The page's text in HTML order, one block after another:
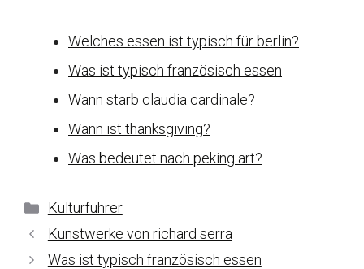
Welches essen ist typisch für berlin?
Was ist typisch französisch essen
Wann starb claudia cardinale?
Wann ist thanksgiving?
Was bedeutet nach peking art?
Kategorien
Kulturfuhrer
Kunstwerke von richard serra
Was ist typisch französisch essen